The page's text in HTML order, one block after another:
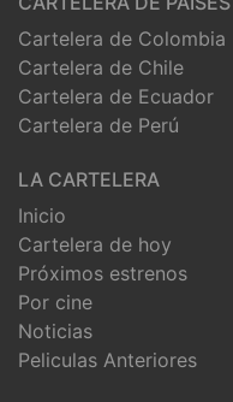
Cartelera de Colombia
Cartelera de Chile
Cartelera de Ecuador
Cartelera de Perú
LA CARTELERA
Inicio
Cartelera de hoy
Próximos estrenos
Por cine
Noticias
Peliculas Anteriores